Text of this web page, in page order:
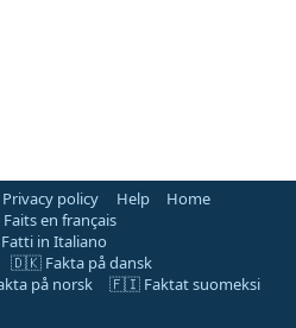
Privacy policy Help
Home
en français
in Italiano
🇩🇰 Fakta på dansk
på norsk
🇫🇮 Faktat suomeksi